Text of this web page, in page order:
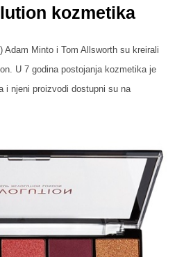
kozmetika
Adam Minto i Tom Allsworth su kreirali
U 7 godina postojanja kozmetika je
i njeni proizvodi dostupni su na